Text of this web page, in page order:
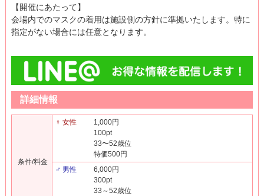
【開催にあたって】
会場内でのマスクの着用は施設側の方針に準拠いたします。特に
指定がない場合には任意となります。
詳細情報
条件/料金
♀ 女性
1,000円
100pt
33〜52歳位
特価500円
♂ 男性
6,000円
300pt
33～52歳位